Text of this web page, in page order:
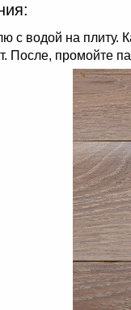
с водой на плиту.
После, промойте